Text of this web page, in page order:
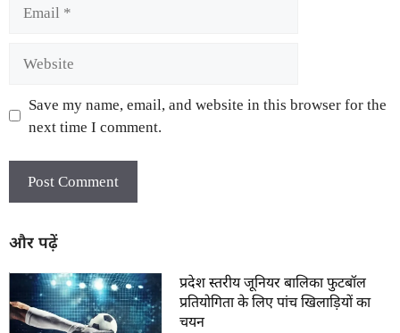
Save my name, email, and website in this browser for the
next time I comment.
और पढ़ें
प्रदेश स्तरीय जूनियर बालिका फुटबॉल
प्रतियोगिता के लिए पांच खिलाड़ियों का
चयन